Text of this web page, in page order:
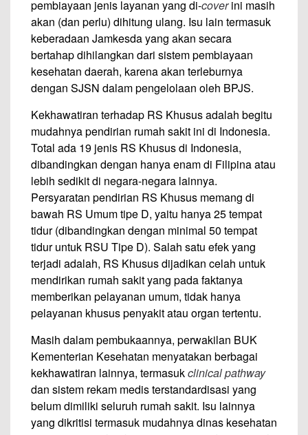
pembiayaan jenis layanan yang di-coverini masih
akan (dan perlu) dihitung ulang. Isu lain termasuk
keberadaan Jamkesda yang akan secara
bertahap dihilangkan dari sistem pembiayaan
kesehatan daerah, karena akan terleburnya
dengan SJSN dalam pengelolaan oleh BPJS.
Kekhawatiran terhadap RS Khusus adalah begitu
mudahnya pendirian rumah sakit ini di Indonesia.
Total ada 19 jenis RS Khusus di Indonesia,
dibandingkan dengan hanya enam di Filipina atau
lebih sedikit di negara-negara lainnya.
Persyaratan pendirian RS Khusus memang di
bawah RS Umum tipe D, yaitu hanya 25 tempat
tidur (dibandingkan dengan minimal 50 tempat
tidur untuk RSU Tipe D). Salah satu efek yang
terjadi adalah, RS Khusus dijadikan celah untuk
mendirikan rumah sakit yang pada faktanya
memberikan pelayanan umum, tidak hanya
pelayanan khusus penyakit atau organ tertentu.
Masih dalam pembukaannya, perwakilan BUK
Kementerian Kesehatan menyatakan berbagai
kekhawatiran lainnya, termasukclinical pathway
dan sistem rekam medis terstandardisasi yang
belum dimiliki seluruh rumah sakit. Isu lainnya
yang dikritisi termasuk mudahnya dinas kesehatan